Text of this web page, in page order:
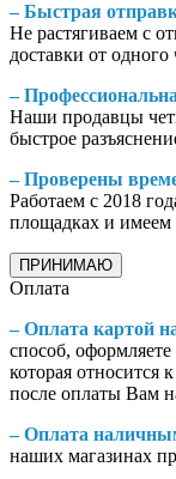
– Быстрая
Не растягиваем с
доставки от одного
–
Наши продавцы
быстрое
– Проверены
Работаем с 2018
площадках и имеем
ПРИНИМАЮ
Оплата
– Оплата картой
способ,
которая
после оплаты Вам
– Оплата
наших магазинах